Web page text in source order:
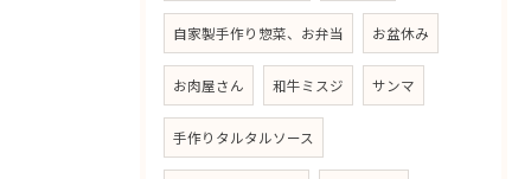
自家製手作り惣菜、お弁当 お盆休み
お肉屋さん 和牛ミスジ サンマ
手作りタルタルソース